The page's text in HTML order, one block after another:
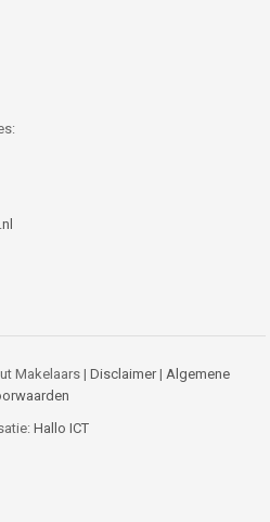
Makelaars | Disclaimer| Algemene
Hallo ICT